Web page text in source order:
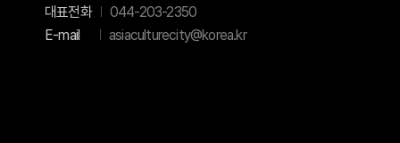
대표전화
044-203-2350
E-mail
asiaculturecity@korea.kr